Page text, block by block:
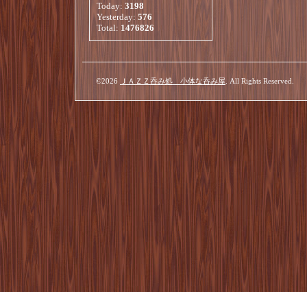
Today: 3198
Yesterday: 576
Total: 1476826
©2026 ＪＡＺＺ呑み処 小体な呑み屋 . All Rights Reserved.